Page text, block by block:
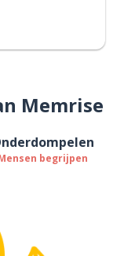
Memrise
begrijpen